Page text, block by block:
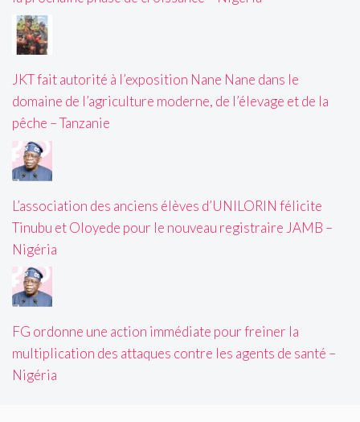
JKT fait autorité à l’exposition Nane Nane dans le
domaine de l’agriculture moderne, de l’élevage et de la
pêche – Tanzanie
L’association des anciens élèves d’UNILORIN félicite
Tinubu et Oloyede pour le nouveau registraire JAMB –
Nigéria
FG ordonne une action immédiate pour freiner la
multiplication des attaques contre les agents de santé –
Nigéria